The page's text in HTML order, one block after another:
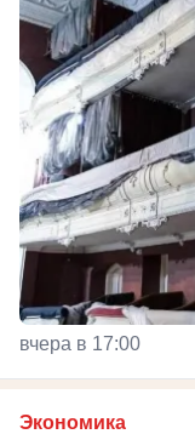
вчера в 17:00
Экономика